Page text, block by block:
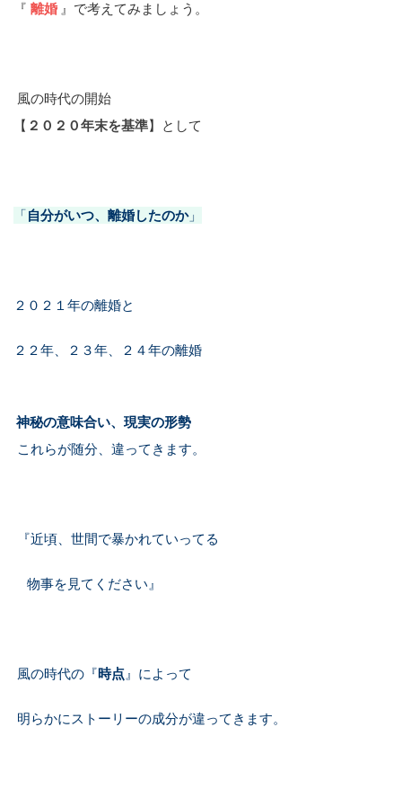
『 離婚 』で考えてみましょう。
風の時代の開始
【 ２０２０年末を基準】として
「自分がいつ、離婚したのか」
２０２１年の離婚と
２２年、２３年、２４年の離婚
神秘の意味合い、現実の形勢
これらが随分、違ってきます。
『近頃、世間で暴かれていってる
物事を見てください』
風の時代の『時点』によって
明らかにストーリーの成分が違ってきます。